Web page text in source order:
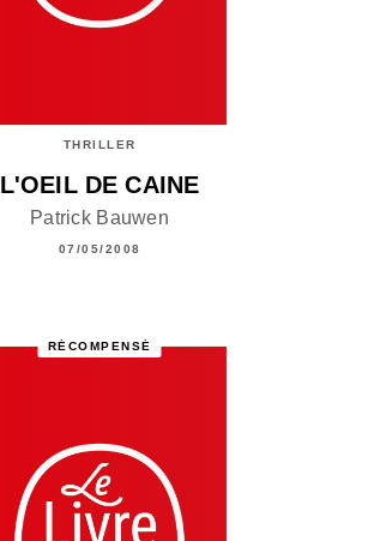
THRILLER
L'OEIL DE CAINE
Patrick Bauwen
07/05/2008
RÉCOMPENSÉ